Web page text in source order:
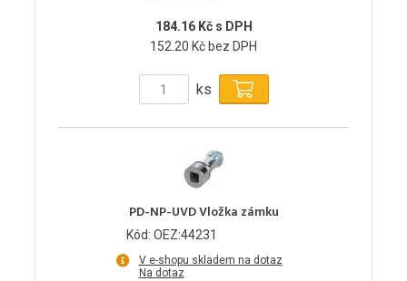
184.16 Kč s DPH
152.20 Kč bez DPH
ks
PD-NP-UVD Vložka zámku
Kód: OEZ:44231
V e-shopu skladem na dotaz
Na dotaz